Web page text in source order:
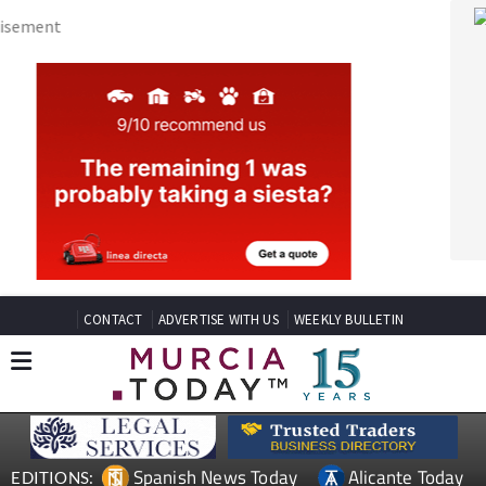
CONTACT ADVERTISE WITH US WEEKLY BULLETIN
EDITIONS: Spanish News Today
Alicante Today
Andalucia Today